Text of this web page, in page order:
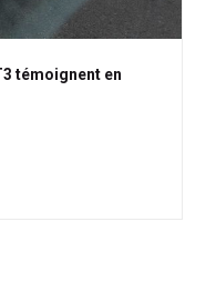
témoignent en